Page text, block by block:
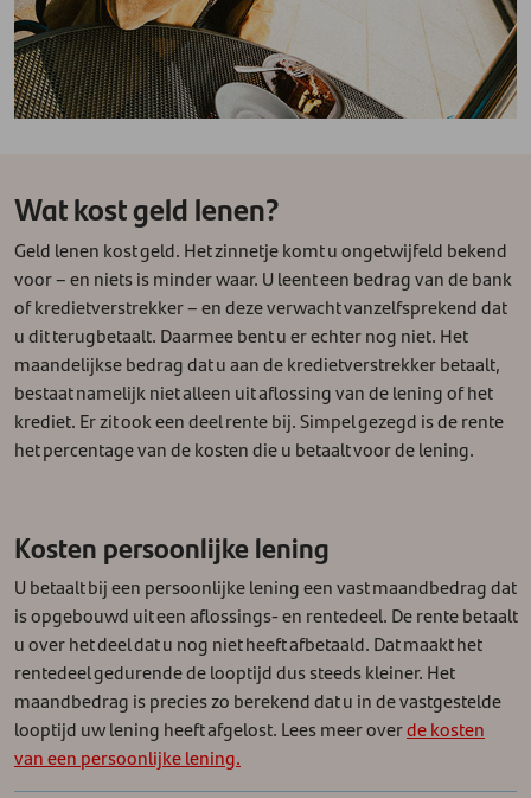
Wat kost geld lenen?
Geld lenen kost geld. Het zinnetje komt u ongetwijfeld bekend
voor – en niets is minder waar. U leent een bedrag van de bank
of kredietverstrekker – en deze verwacht vanzelfsprekend dat
u dit terugbetaalt. Daarmee bent u er echter nog niet. Het
maandelijkse bedrag dat u aan de kredietverstrekker betaalt,
bestaat namelijk niet alleen uit aflossing van de lening of het
krediet. Er zit ook een deel rente bij. Simpel gezegd is de rente
het percentage van de kosten die u betaalt voor de lening.
Kosten persoonlijke lening
U betaalt bij een persoonlijke lening een vast maandbedrag dat
is opgebouwd uit een aflossings- en rentedeel. De rente betaalt
u over het deel dat u nog niet heeft afbetaald. Dat maakt het
rentedeel gedurende de looptijd dus steeds kleiner. Het
maandbedrag is precies zo berekend dat u in de vastgestelde
looptijd uw lening heeft afgelost. Lees meer overde kosten
van een persoonlijke lening.